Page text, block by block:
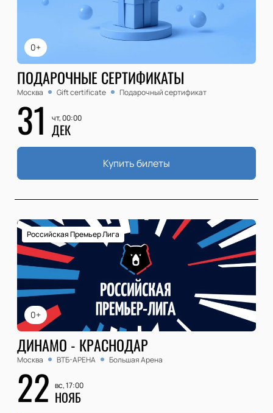
0+
ПОДАРОЧНЫЕ СЕРТИФИКАТЫ
Москва Gift certificate Подарочный сертификат
31 чт, 00:00
ДЕК
Купить билеты
0+
Российская Премьер Лига
ДИНАМО - КРАСНОДАР
Москва ВТБ-АРЕНА Большая Арена
22 вс, 17:00
НОЯБ